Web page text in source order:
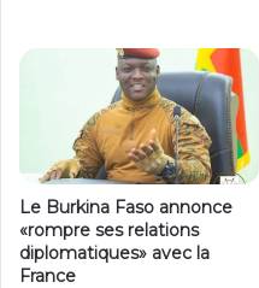
Le Burkina Faso annonce
«rompre ses relations
diplomatiques» avec la
France